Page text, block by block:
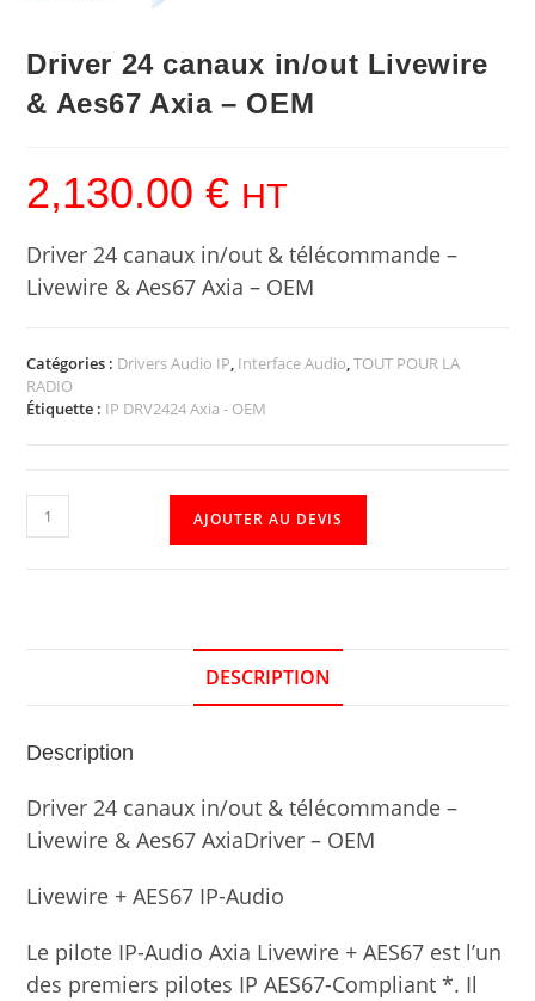
Driver 24 canaux in/out Livewire
& Aes67 Axia – OEM
2,130.00€ HT
Driver 24 canaux in/out & télécommande –
Livewire & Aes67 Axia – OEM
Catégories : Drivers Audio IP, Interface Audio,TOUT POUR LA
RADIO
Étiquette : IP DRV2424 Axia - OEM
AJOUTER AU DEVIS
DESCRIPTION
Description
Driver 24 canaux in/out & télécommande –
Livewire & Aes67 AxiaDriver – OEM
Livewire + AES67 IP-Audio
Le pilote IP-Audio Axia Livewire + AES67 est l’un
des premiers pilotes IP AES67-Compliant *. Il